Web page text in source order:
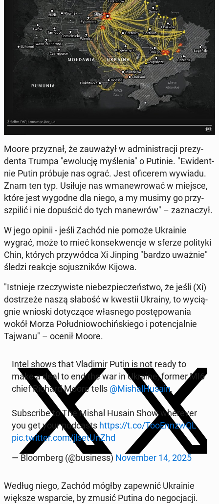
Moore przy­znał, że za­uwa­żył w ad­mi­ni­stra­cji pre­zy­
den­ta Trumpa "ewo­lu­cję my­śle­nia" o Putinie. "Ewi­dent­
nie Putin próbuje nas ograć. Jest ofi­ce­rem wywiadu.
Znam ten typ. Usiłuje nas wma­new­ro­wać w miejsce,
które jest wygodne dla niego, a my musimy go przy­
szpi­lić i nie do­pu­ścić do tych ma­new­rów" – za­zna­czył.
W jego opinii - jeśli Zachód nie pomoże Ukra­inie
wygrać, może to mieć kon­se­kwen­cje w sferze po­li­ty­ki
Chin, których przy­wód­ca Xi Jinping "bardzo uważnie"
śledzi reakcje so­jusz­ni­ków Kijowa.
"Ist­nie­je rze­czy­wi­ste nie­bez­pie­czeń­stwo, że jeśli (Xi)
do­strze­że naszą słabość w kwestii Ukrainy, to wy­cią­
gnie wnioski do­ty­czą­ce wła­sne­go po­stę­po­wa­nia
wokół Morza Po­łu­dnio­wo­chiń­skie­go i po­ten­cjal­nie
Tajwanu" – ocenił Moore.
Intel shows that Vla­di­mir Putin is not ready to
make a deal to end the war in Ukraine, former MI6
chief Richard Moore tells @Mi­shal­Hu­sa­in.
Sub­scri­be to The Mishal Husain Show whe­re­ver
you get your pod­ca­sts https://t.co/To­oEn­n­zwQL
pic.twitter.com/jlse­tUn­Zhd
— Blo­om­berg (@bu­si­ness) No­vem­ber 14, 2025
Według niego, Zachód mógłby za­pew­nić Ukra­inie
większe wspar­cie, by zmusić Putina do ne­go­cja­cji.